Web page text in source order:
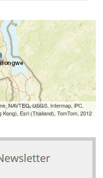
NAVTEQ, USGS, Intermap, iPC,
Esri (Thailand), TomTom, 2012